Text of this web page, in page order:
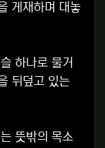
게재하며 대놓
하나로 물거
뒤덮고 있는
뜻밖의 목소